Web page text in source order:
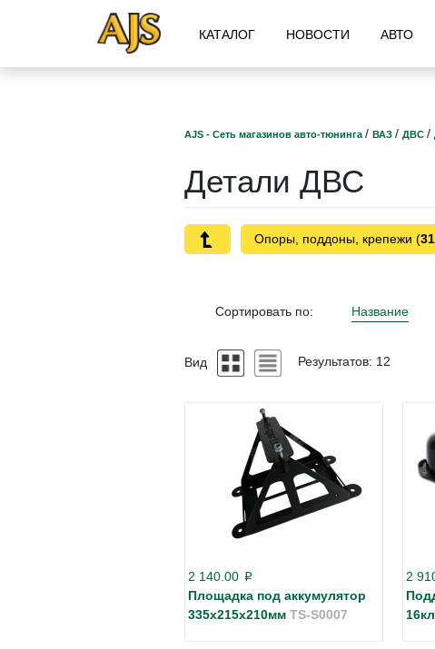
КАТАЛОГ НОВОСТИ АВТО
AJS - Сеть магазинов авто-тюнинга / ВАЗ / ДВС /
Детали ДВС
Опоры, поддоны, крепежи (31
Сортировать по: Название
Вид Результатов: 12
2 140.00 p
Площадка под аккумулятор
335х215х210мм TS-S0007
2
16кл